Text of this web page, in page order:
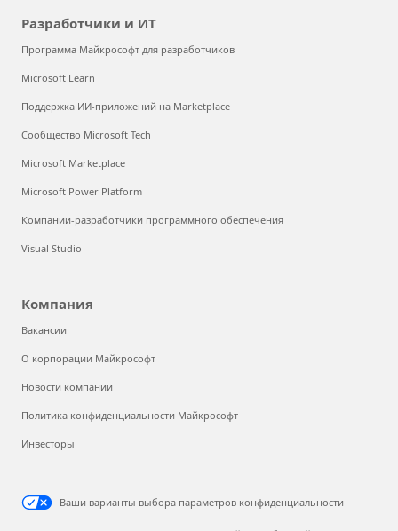
Разработчики и ИТ
Программа Майкрософт для разработчиков
Microsoft Learn
Поддержка ИИ-приложений на Marketplace
Сообщество Microsoft Tech
Microsoft Marketplace
Microsoft Power Platform
Компании-разработчики программного обеспечения
Visual Studio
Компания
Вакансии
О корпорации Майкрософт
Новости компании
Политика конфиденциальности Майкрософт
Инвесторы
Ваши варианты выбора параметров конфиденциальности